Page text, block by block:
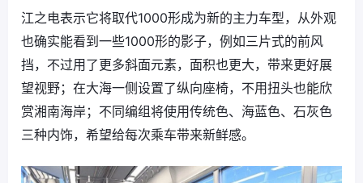
江之电表示它将取代1000形成为新的主力车型，从外观
也确实能看到一些1000形的影子，例如三片式的前风
挡，不过用了更多斜面元素，面积也更大，带来更好展
望视野；在大海一侧设置了纵向座椅，不用扭头也能欣
赏湘南海岸；不同编组将使用传统色、海蓝色、石灰色
三种内饰，希望给每次乘车带来新鲜感。